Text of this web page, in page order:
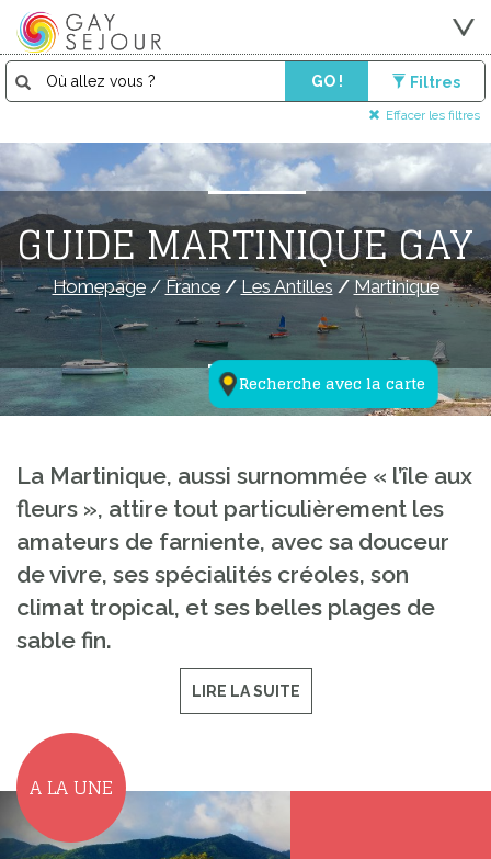
GO ! Filtres
Effacer les filtres
Recherche avec la carte
GUIDE MARTINIQUE GAY
Homepage/ France/ Les Antilles / Martinique
La Martinique, aussi surnommée « l’île aux
fleurs », attire tout particulièrement les
amateurs de farniente, avec sa douceur
de vivre, ses spécialités créoles, son
climat tropical, et ses belles plages de
sable fin.
LIRE LA SUITE
A LA UNE